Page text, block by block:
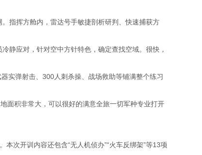
指挥方舱内，雷达号手敏捷剖析研判、快速捕获方
应对，针对空中方针特色，确定查找空域。很快，
弹射击、300人刺杀操、战场救助等铺满整个练习
积非常大，可以很好的满意全旅一切军种专业打开
次开训内容还包含“无人机侦办”“火车反绑架”等13项